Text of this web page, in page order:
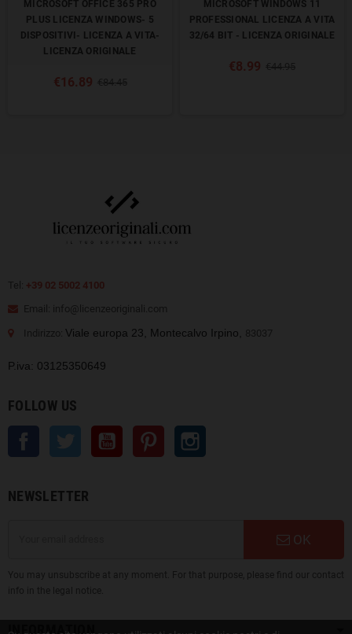
MICROSOFT OFFICE 365 PRO
PLUS LICENZA WINDOWS- 5
DISPOSITIVI- LICENZA A VITA-
LICENZA ORIGINALE
€16.89
MICROSOFT WINDOWS 11
PROFESSIONAL LICENZA A VITA
32/64 BIT - LICENZA ORIGINALE
€8.99
Tel: +39 02 5002 4100
Email: info@licenzeoriginali.com
Indirizzo: Viale europa 23, Montecalvo Irpino, 83037
P.iva: 03125350649
FOLLOW US
Facebook Twitter YouTube Pinterest
NEWSLETTER
OK
You may unsubscribe at any moment. For that purpose, please find our contact
info in the legal notice.
INFORMATION